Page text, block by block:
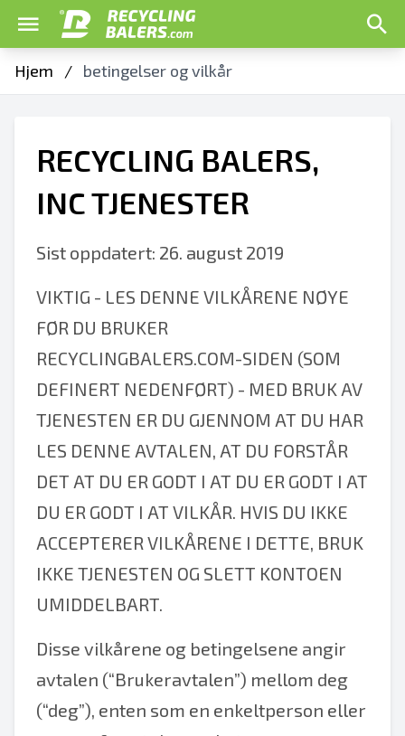
Hjem / betingelser og vilkår
RECYCLING BALERS,
INC TJENESTER
Sist oppdatert: 26. august 2019
VIKTIG - LES DENNE VILKÅRENE NØYE
FØR DU BRUKER
RECYCLINGBALERS.COM-SIDEN (SOM
DEFINERT NEDENFØRT) - MED BRUK AV
TJENESTEN ER DU GJENNOM AT DU HAR
LES DENNE AVTALEN, AT DU FORSTÅR
DET AT DU ER GODT I AT DU ER GODT I AT
DU ER GODT I AT VILKÅR. HVIS DU IKKE
ACCEPTERER VILKÅRENE I DETTE, BRUK
IKKE TJENESTEN OG SLETT KONTOEN
UMIDDELBART.
Disse vilkårene og betingelsene angir
avtalen (“Brukeravtalen”) mellom deg
(“deg”), enten som en enkeltperson eller